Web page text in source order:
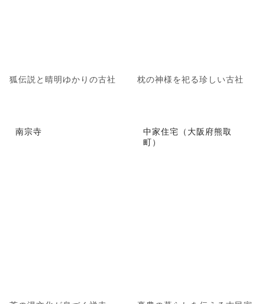
狐伝説と晴明ゆかりの古社 枕の神様を祀る珍しい古社
南宗寺
中家住宅（大阪府熊取
町）